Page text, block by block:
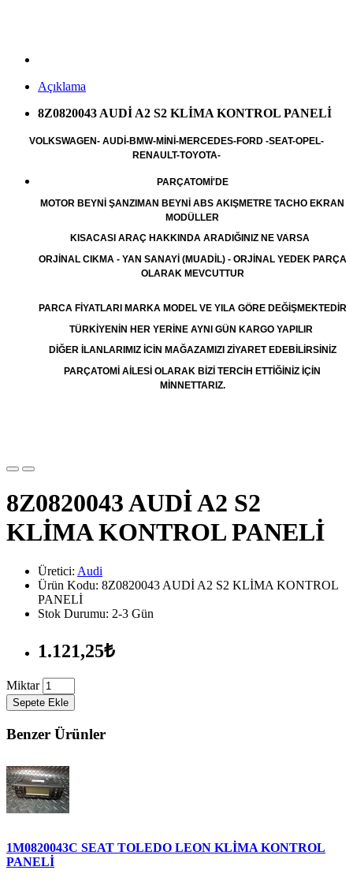
Açıklama
8Z0820043 AUDİ A2 S2 KLİMA KONTROL PANELİ
VOLKSWAGEN- AUDİ-BMW-MİNİ-MERCEDES-FORD -SEAT-OPEL-
RENAULT-TOYOTA-
PARÇATOMİ'DE
MOTOR BEYNİ ŞANZIMAN BEYNİ ABS AKIŞMETRE TACHO EKRAN
MODÜLLER
KISACASI ARAÇ HAKKINDA ARADIĞINIZ NE VARSA
ORJİNAL CIKMA - YAN SANAYİ (MUADİL) - ORJİNAL YEDEK PARÇA
OLARAK MEVCUTTUR
PARCA FİYATLARI MARKA MODEL VE YILA GÖRE DEĞİŞMEKTEDİR
TÜRKİYENİN HER YERİNE AYNI GÜN KARGO YAPILIR
DİĞER İLANLARIMIZ İCİN MAĞAZAMIZI ZİYARET EDEBİLİRSİNİZ
PARÇATOMİ AİLESİ OLARAK BİZİ TERCİH ETTİĞİNİZ İÇİN
MİNNETTARIZ.
8Z0820043 AUDİ A2 S2
KLİMA KONTROL PANELİ
Üretici: Audi
Ürün Kodu: 8Z0820043 AUDİ A2 S2 KLİMA KONTROL
PANELİ
Stok Durumu: 2-3 Gün
1.121,25₺
Miktar
Sepete Ekle
Benzer Ürünler
1M0820043C SEAT TOLEDO LEON KLİMA KONTROL
PANELİ